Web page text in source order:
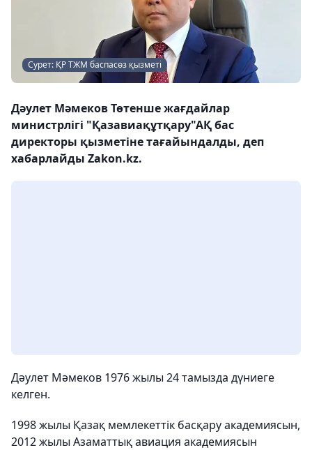
Сурет: ҚР ТЖМ баспасөз қызметі
Дәулет Мәмеков Төтенше жағдайлар
министрлігі "Қазавиақұтқару"АҚ бас
директоры қызметіне тағайындалды, деп
хабарлайды Zakon.kz.
Дәулет Мәмеков 1976 жылы 24 тамызда дүниеге
келген.
1998 жылы Қазақ мемлекеттік басқару академиясын,
2012 жылы Азаматтық авиация академиясын